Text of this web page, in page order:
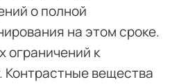
о полной
на этом сроке.
ограничений к
Контрастные вещества